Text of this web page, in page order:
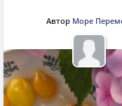
Автор Море